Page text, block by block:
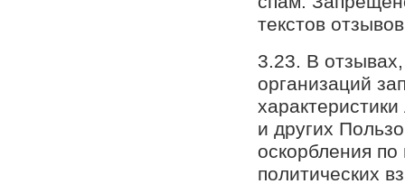
текстов
3.23. В
организаций
и других
оскорбления
политических